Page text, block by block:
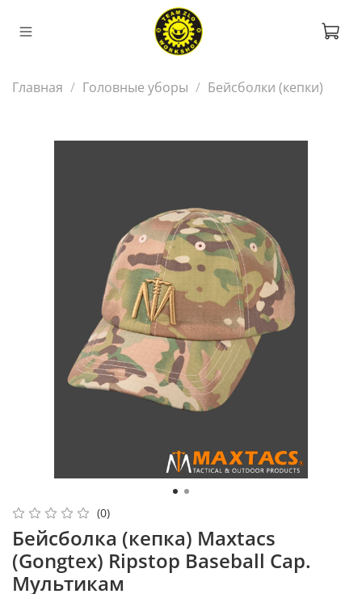
Главная Головные уборы Бейсболки (кепки)
(0)
Бейсболка (кепка) Maxtacs
(Gongtex) Ripstop Baseball Cap.
Мультикам